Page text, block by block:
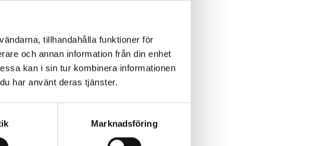
tillhandahålla funktioner för
och annan information från din enhet
kan i sin tur kombinera informationen
har använt deras tjänster.
Marknadsföring
LOMMEN